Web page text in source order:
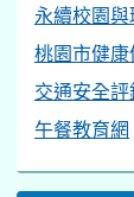
永續校園
桃園市健
交通安全評
午餐教育網